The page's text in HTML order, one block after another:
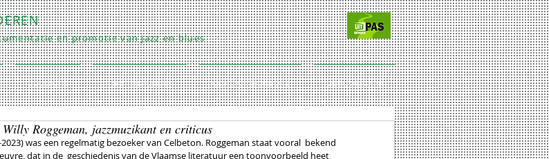
en promotie van jazz en blues
COLLECTIE REPETITIES/LESSEN CONTACT/SPONSORS LIDMAATSCHAP
Roggeman, jazzmuzikant en criticus
was een regelmatig bezoeker van Celbeton. Roggeman staat vooral  bekend
dat in de  geschiedenis van de Vlaamse literatuur een toonvoorbeeld heet